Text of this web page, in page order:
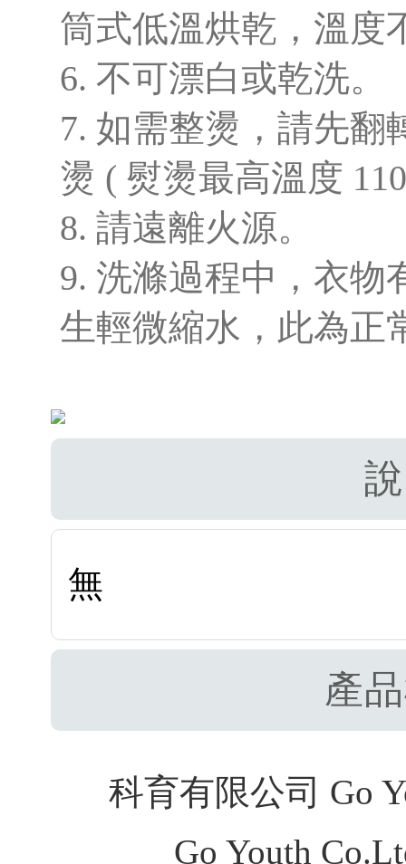
筒式低溫烘乾，溫度
6. 不可漂白或乾洗。
7. 如需整燙，請先翻
燙 ( 熨燙最高溫度
8. 請遠離火源。
9. 洗滌過程中，衣物
生輕微縮水，此為正
無
產
科育有限公司 Go
Go Youth